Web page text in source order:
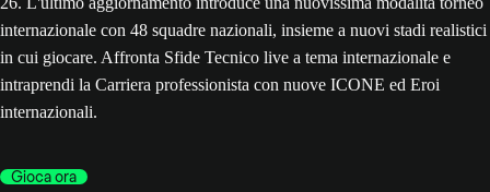
internazionale con 48 squadre nazionali, insieme a nuovi stadi realistici
in cui giocare. Affronta Sfide Tecnico live a tema internazionale e
intraprendi la Carriera professionista con nuove ICONE ed Eroi
internazionali.
Gioca ora